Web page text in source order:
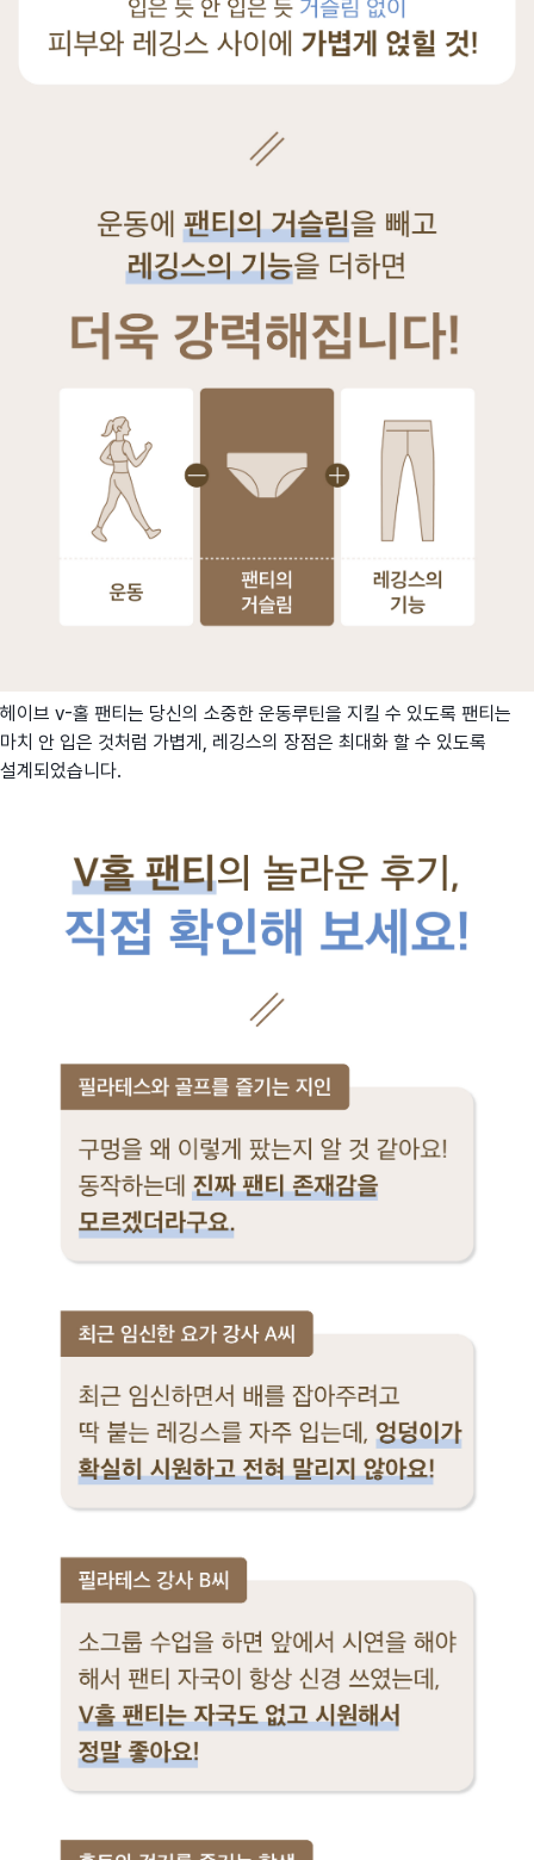
헤이브 v-홀 팬티는 당신의 소중한 운동루틴을 지킬 수 있도록 팬티는
마치 안 입은 것처럼 가볍게, 레깅스의 장점은 최대화 할 수 있도록
설계되었습니다.